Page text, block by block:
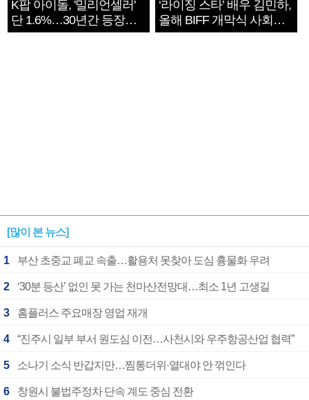
K팝 아이돌, '밀리언셀러'
단 1.6%…30년간 등장
1182개팀 전수조사
‘라이징 스타’ 배우 김민하,
올해 BIFF 개막식 사회자
확정
[많이 본 뉴스]
1 부산 초중교 폐교 속출…활용처 못찾아 도심 흉물화 우려
2 ‘30분 등산’ 없인 못 가는 천마산전망대…최소 1년 고생길
3 홈플러스 주요매장 영업 재개
4 “진주시 일부 부서 원도심 이전…사천시와 우주항공산업 협력”
5 소나기 소식 반갑지만…찜통더위·열대야 안 꺾인다
6 창원시 불법주정차 단속 계도 중심 전환